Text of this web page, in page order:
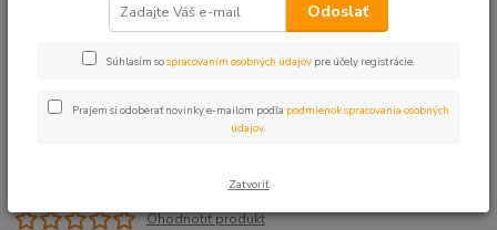
Spojka 20x1/2" VNZ PROFI
Ohodnotiť produkt
Odoslať
Súhlasím sospracovaním osobných údajov pre účely registrácie.
Prajem si odoberať novinky e-mailom podľa podmienok spracovania osobných
údajov
Zatvoriť